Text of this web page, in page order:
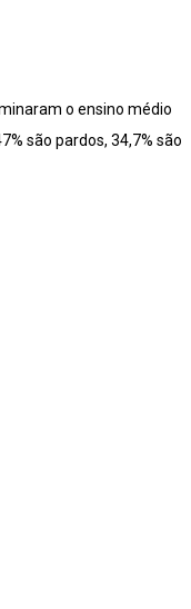
o ensino médio
são pardos, 34,7% são